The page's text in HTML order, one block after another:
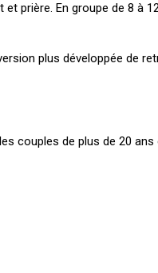
prière. En groupe de 8 à
plus développée de
couples de plus de 20 ans